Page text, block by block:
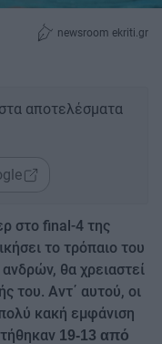
newsroom ekriti.gr
αποτελέσματα
στο final-4 της
το τρόπαιο του
θα χρειαστεί
του. Αντ΄ αυτού, οι
κακή εμφάνιση
19-13 από